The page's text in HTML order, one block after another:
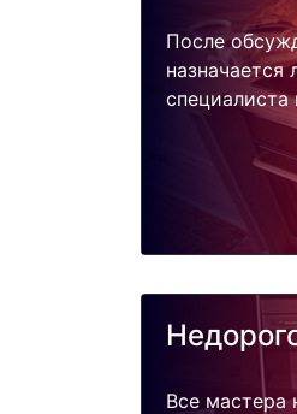
После
специалиста
Все мастера